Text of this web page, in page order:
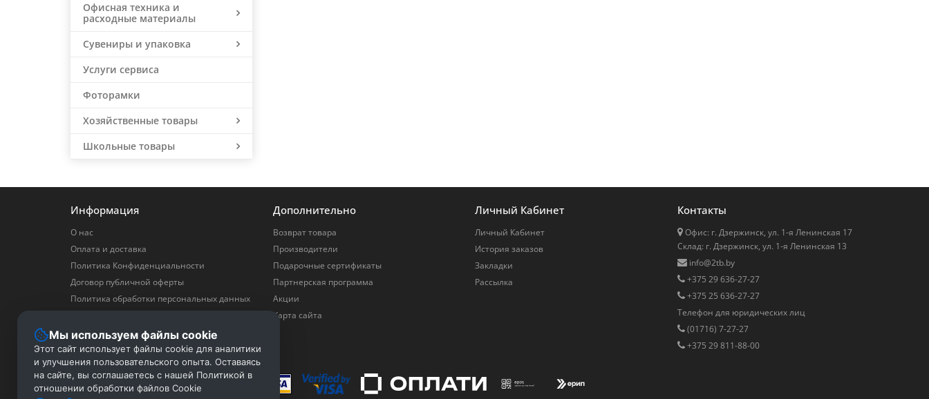
Офисная техника и
расходные материалы
Сувениры и упаковка
Услуги сервиса
Фоторамки
Хозяйственные товары
Школьные товары
Информация
О нас
Оплата и доставка
Политика Конфиденциальности
Договор публичной оферты
Политика обработки персональных данных
Скачать прайс
Дополнительно
Возврат товара
Производители
Подарочные сертификаты
Партнерская программа
Акции
Карта сайта
Личный Кабинет
Личный Кабинет
История заказов
Закладки
Рассылка
Контакты
Офис: г. Дзержинск, ул. 1-я Ленинская 17
Cклад: г. Дзержинск, ул. 1-я Ленинская 13
info@2tb.by
+375 29 636-27-27
+375 25 636-27-27
Телефон для юридических лиц
(01716) 7-27-27
+375 29 811-88-00
Мы используем файлы cookie
Этот сайт использует файлы cookie для аналитики
и улучшения пользовательского опыта. Оставаясь
на сайте, вы соглашаетесь с нашей Политикой в
отношении обработки файлов Cookie